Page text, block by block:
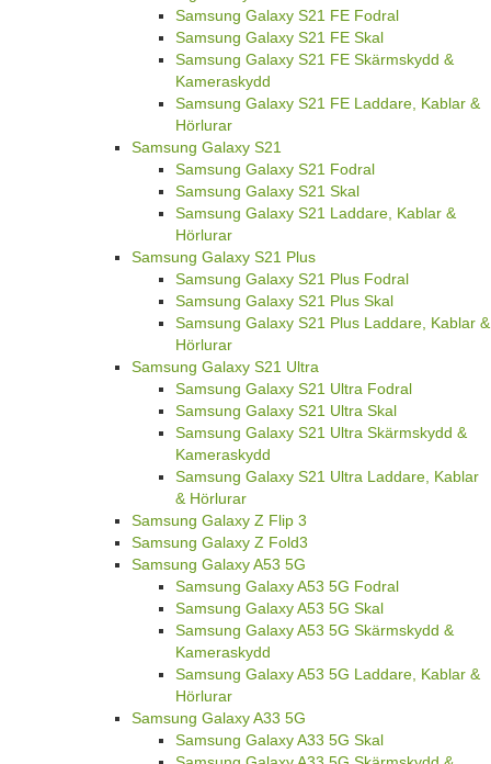
Samsung Galaxy S21 FE Fodral
Samsung Galaxy S21 FE Skal
Samsung Galaxy S21 FE Skärmskydd &
Kameraskydd
Samsung Galaxy S21 FE Laddare, Kablar &
Hörlurar
Samsung Galaxy S21
Samsung Galaxy S21 Fodral
Samsung Galaxy S21 Skal
Samsung Galaxy S21 Laddare, Kablar &
Hörlurar
Samsung Galaxy S21 Plus
Samsung Galaxy S21 Plus Fodral
Samsung Galaxy S21 Plus Skal
Samsung Galaxy S21 Plus Laddare, Kablar &
Hörlurar
Samsung Galaxy S21 Ultra
Samsung Galaxy S21 Ultra Fodral
Samsung Galaxy S21 Ultra Skal
Samsung Galaxy S21 Ultra Skärmskydd &
Kameraskydd
Samsung Galaxy S21 Ultra Laddare, Kablar
& Hörlurar
Samsung Galaxy Z Flip 3
Samsung Galaxy Z Fold3
Samsung Galaxy A53 5G
Samsung Galaxy A53 5G Fodral
Samsung Galaxy A53 5G Skal
Samsung Galaxy A53 5G Skärmskydd &
Kameraskydd
Samsung Galaxy A53 5G Laddare, Kablar &
Hörlurar
Samsung Galaxy A33 5G
Samsung Galaxy A33 5G Skal